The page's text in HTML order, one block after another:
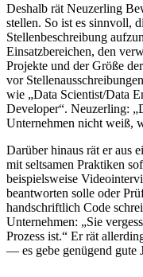
Deshalb rät Neuzerling
stellen. So ist es sinnvoll,
Stellenbeschreibung
Einsatzbereichen, den
Projekte und der Größe
vor
wie „Data Scientist/Data
Developer“. Neuzerling:
Unternehmen nicht weiß,
Darüber hinaus rät er aus
mit seltsamen Praktiken
beispielsweise
beantworten solle oder
handschriftlich Code
Unternehmen: „Sie
Prozess ist.“ Er rät
— es gebe genügend gute